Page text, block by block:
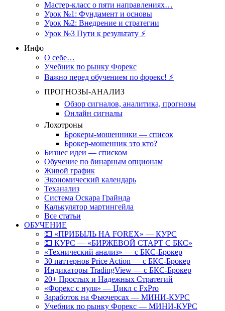
Мастер-класс о пяти направлениях…
Урок №1: Фундамент и основы
Урок №2: Внедрение и стратегии
Урок №3 Пути к результату ⚡️
Инфо
О себе…
Учебник по рынку Форекс
Важно перед обучением по форекс! ⚡
ПРОГНОЗЫ-АНАЛИЗ
Обзор сигналов, аналитика, прогнозы
Онлайн сигналы
Лохотроны
Брокеры-мошенники — список
Брокер-мошенник это кто?
Бизнес идеи — списком
Обучение по бинарным опционам
Живой график
Экономический календарь
Теханализ
Система Оскара Грайнда
Калькулятор мартингейла
Все статьи
ОБУЧЕНИЕ
💵 «ПРИБЫЛЬ НА FOREX» — КУРС
💵 КУРС — «БИРЖЕВОЙ СТАРТ С БКС»
«Технический анализ» — с БКС-Брокер
30 паттернов Price Action — с БКС-Брокер
Индикаторы TradingView — с БКС-Брокер
20+ Простых и Надежных Стратегий
«Форекс с нуля» — Цикл с FxPro
Заработок на Фьючерсах — МИНИ-КУРС
Учебник по рынку Форекс — МИНИ-КУРС